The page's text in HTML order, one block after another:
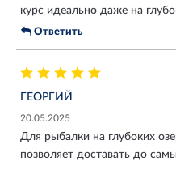
курс идеально даже на
Ответить
ГЕОРГИЙ
20.05.2025
Для рыбалки на глубоких
позволяет доставать до